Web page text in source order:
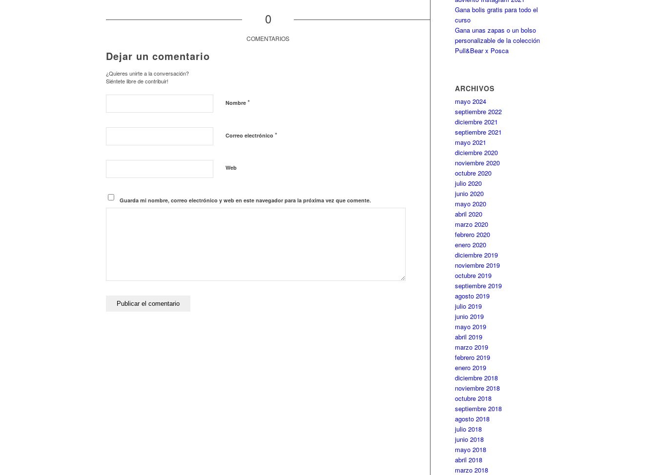
0
COMENTARIOS
Dejar un comentario
¿Quieres unirte a la conversación?
Siéntete libre de contribuir!
Nombre *
Correo electrónico *
Web
Guarda mi nombre, correo electrónico y web en este navegador para la próxima vez que comente.
Gana bolis gratis para todo el
curso
Gana unas zapas o un bolso
personalizable de la colección
Pull&Bear x Posca
ARCHIVOS
mayo 2024
septiembre 2022
diciembre 2021
septiembre 2021
mayo 2021
diciembre 2020
noviembre 2020
octubre 2020
julio 2020
junio 2020
mayo 2020
abril 2020
marzo 2020
febrero 2020
enero 2020
diciembre 2019
noviembre 2019
octubre 2019
septiembre 2019
agosto 2019
julio 2019
junio 2019
mayo 2019
abril 2019
marzo 2019
febrero 2019
enero 2019
diciembre 2018
noviembre 2018
octubre 2018
septiembre 2018
agosto 2018
julio 2018
junio 2018
mayo 2018
abril 2018
marzo 2018